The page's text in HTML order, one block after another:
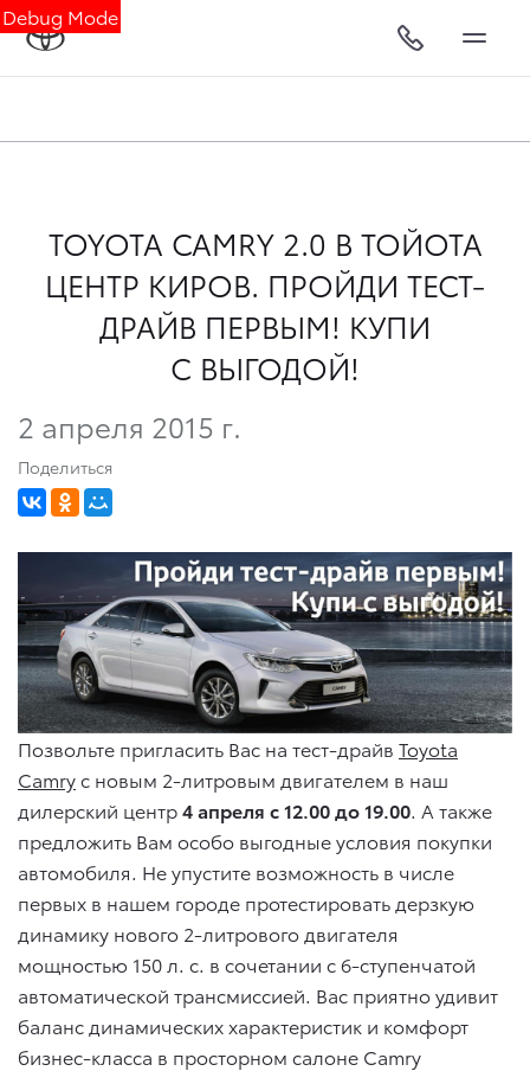
Debug Mode
TOYOTA CAMRY 2.0 В ТОЙОТА
ЦЕНТР КИРОВ. ПРОЙДИ ТЕСТ-
ДРАЙВ ПЕРВЫМ! КУПИ
С ВЫГОДОЙ!
2 апреля 2015 г.
Поделиться
Позвольте пригласить Вас на тест-драйв Toyota
Camryс новым 2-литровым двигателем в наш
дилерский центр4 апреля с 12.00 до 19.00 . А также
предложить Вам особо выгодные условия покупки
автомобиля. Не упустите возможность в числе
первых в нашем городе протестировать дерзкую
динамику нового 2-литрового двигателя
мощностью 150 л. с. в сочетании с 6-ступенчатой
автоматической трансмиссией. Вас приятно удивит
баланс динамических характеристик и комфорт
бизнес-класса в просторном салоне Camry